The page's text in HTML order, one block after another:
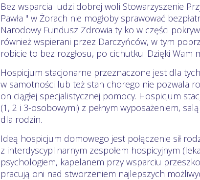
Bez wsparcia ludzi dobrej woli Stowarzyszenie
Pawła " w Żorach nie mogłoby sprawować
Narodowy Fundusz Zdrowia tylko w części
również wspierani przez Darczyńców, w tym
robicie to bez rozgłosu, po cichutku. Dzięki Wam
Hospicjum stacjonarne przeznaczone jest dla
w samotności lub też stan chorego nie pozwala
on ciągłej specjalistycznej pomocy. Hospicjum
(1, 2 i 3-osobowymi) z pełnym wyposażeniem,
dla rodzin.
Ideą hospicjum domowego jest połączenie sił
z interdyscyplinarnym zespołem hospicyjnym
psychologiem, kapelanem przy wsparciu
pracują oni nad stworzeniem najlepszych